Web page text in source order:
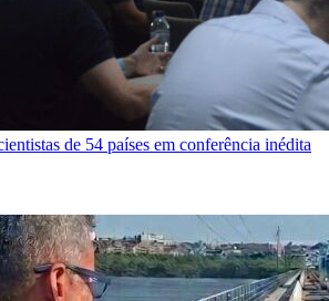
de 54 países em conferência inédita